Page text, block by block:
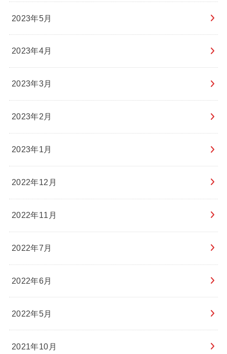
2023年5月
2023年4月
2023年3月
2023年2月
2023年1月
2022年12月
2022年11月
2022年7月
2022年6月
2022年5月
2021年10月